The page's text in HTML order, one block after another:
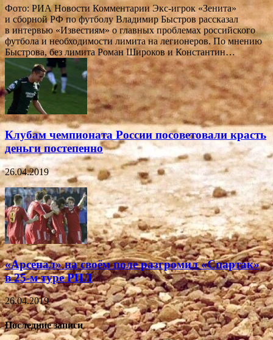
Фото: РИА Новости Комментарии Экс-игрок «Зенита»
и сборной РФ по футболу Владимир Быстров рассказал
в интервью «Известиям» о главных проблемах российского
футбола и необходимости лимита на легионеров. По мнению
Быстрова, без лимита Роман Широков и Константин…
Клубам чемпионата России посоветовали красть
деньги постепенно
26.04.2019
«Арсенал» на своём поле разгромил «Спартак»
в 25-м туре РПЛ
26.04.2019
Последние записи